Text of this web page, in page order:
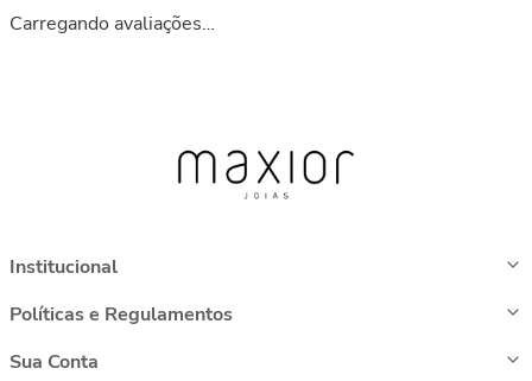
Carregando avaliações…
Institucional
Políticas e Regulamentos
Sua Conta